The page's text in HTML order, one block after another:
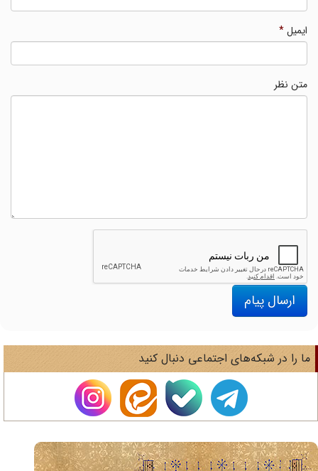
ایمیل*
متن نظر
ارسال پیام
را در شبکه‌های اجتماعی دنبال کنید